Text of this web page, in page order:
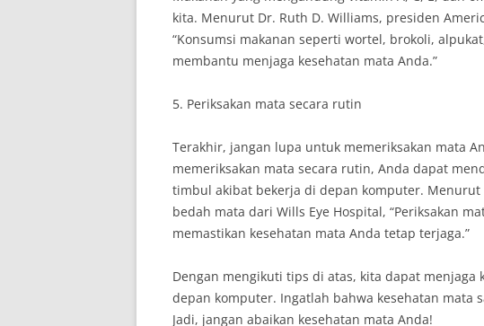
kita. Menurut Dr. Ruth D. Williams, presiden
“Konsumsi makanan seperti wortel, brokoli,
membantu menjaga kesehatan mata Anda.”
5. Periksakan mata secara rutin
Terakhir, jangan lupa untuk memeriksakan mata
memeriksakan mata secara rutin, Anda dapat
timbul akibat bekerja di depan komputer. Menurut
bedah mata dari Wills Eye Hospital, “Periksakan
memastikan kesehatan mata Anda tetap terjaga.”
Dengan mengikuti tips di atas, kita dapat menjaga
depan komputer. Ingatlah bahwa kesehatan mata
Jadi, jangan abaikan kesehatan mata Anda!